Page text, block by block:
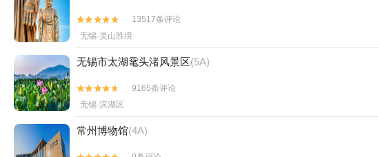


13517条评论
无锡·灵山胜境
无锡市太湖鼋头渚风景区(5A)


9165条评论
无锡·滨湖区
常州博物馆(4A)